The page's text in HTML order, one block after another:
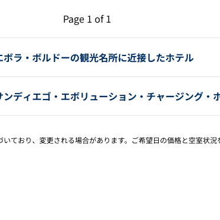
Page 1 of 1
前のページ（1/1）
Page 1 of 1
ラ・ボルドーの観光名所に近接したホテル
ディエゴ・エボリューション・チャージング・
ており、変更される場合があります。ご希望日の価格と空室状